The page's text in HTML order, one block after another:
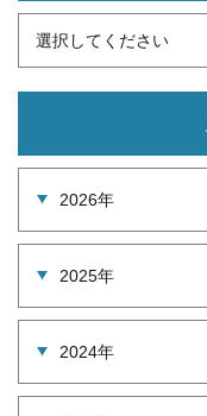
選択してください
2026年
2025年
2024年